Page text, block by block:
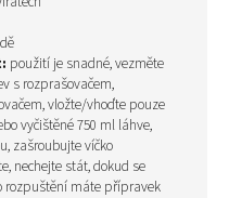
použití je snadné, vezměte
s rozprašovačem,
vložte/vhoďte pouze
vyčištěné 750 ml láhve,
zašroubujte víčko
nechejte stát, dokud se
rozpuštění máte přípravek